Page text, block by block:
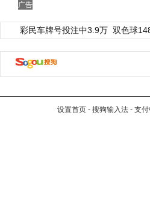
广告
彩民车牌号投注中3.9万 双色球
设置首页 - 搜狗输入法 - 支